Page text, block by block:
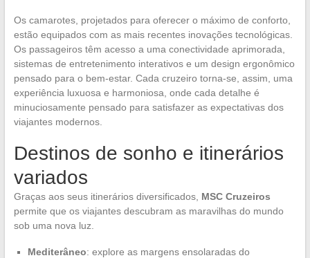
Os camarotes, projetados para oferecer o máximo de conforto,
estão equipados com as mais recentes inovações tecnológicas.
Os passageiros têm acesso a uma conectividade aprimorada,
sistemas de entretenimento interativos e um design ergonômico
pensado para o bem-estar. Cada cruzeiro torna-se, assim, uma
experiência luxuosa e harmoniosa, onde cada detalhe é
minuciosamente pensado para satisfazer as expectativas dos
viajantes modernos.
Destinos de sonho e itinerários
variados
Graças aos seus itinerários diversificados, MSC Cruzeiros
permite que os viajantes descubram as maravilhas do mundo
sob uma nova luz.
Mediterâneo: explore as margens ensolaradas do